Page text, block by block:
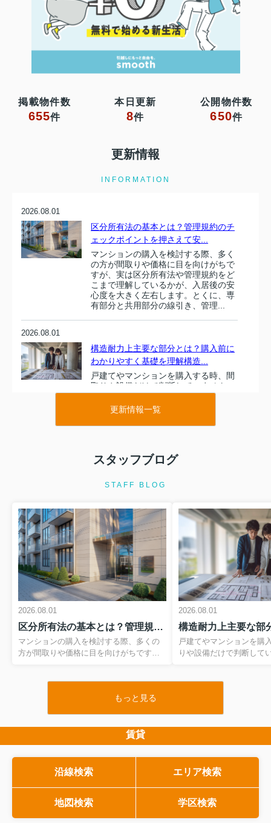
掲載物件数
655件
本日更新
8件
公開物件数
650件
更新情報
INFORMATION
2026.08.01
区分所有法の基本とは？管理規約のチ
ェックポイントを押さえて安...
マンションの購入を検討する際、多く
の方が間取りや価格に目を向けがちで
すが、実は区分所有法や管理規約をど
こまで理解しているかが、入居後の安
心度を大きく左右します。とくに、専
有部分と共用部分の線引き、管理...
2026.08.01
構造耐力上主要な部分とは？購入前に
わかりやすく基礎を理解構造...
戸建てやマンションを購入する時、間
取りや設備だけで判断していません
か。住まい選びで本当に大切なのは、
目に見えにくい建物の骨組み部分で
す。その中でも特に重要とされるの
が、建築基準法施行令でも定義されて
契約不適合責任と瑕疵担保責任の違い
中古住宅の購入を検討していると、契
約不適合責任や瑕疵担保責任という専
門用語が出てきますが、その違いを正
しく理解できている方は多くありませ
ん。しかし、2020年の民法改正でルー
ルが大きく変わった今、これ...
2026.08.01
住宅ローン特約とは何か知っています
か？マイホーム購入前に知る...
マイホームの購入は、多くの方にとっ
て一生に何度もない大きな決断です。
その一方で、住宅ローンの審査や契約
の流れには専門用語が多く、不安を感
か。なかでも、売買契約と深く関...
みをわかりやすく解説
た時に選択肢となるのが、マイホーム
今度は賃貸として住み続けるこの...
更新情報一覧
スタッフブログ
STAFF BLOG
2026.08.01
区分所有法の基本とは？管理規約のチェックポイントを押さえて安心購入
マンションの購入を検討する際、多くの
方が間取りや価格に目を向けがちです
共用部分の線引き、管理組合のルール、
トです。しかし、専門用語が多く、何を
どう確認すればよいのか分かりにくいの
も事実です。そこで今回は、マンション
購入を検討している方に向けて、区分所
有法と管理規約の基本から、具体的なチ
ェックポイントまでを分かりやすく解説
します。この記事を読み進めていただく
2026.08.01
戸建てやマンションを購
りや設備だけで判断して
です。そこで本記事では
味をできるだけわかりや
戸建てとマンションでの
能・10年保証との関係ま
します。購入前にどこを
か、専門家へ相談するタ
的にご紹介しますので、
もっと見る
賃貸
沿線検索 エリア検索
地図検索 学区検索